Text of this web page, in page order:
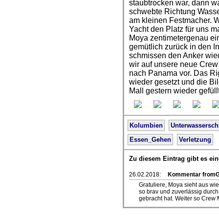
staubtrocken war, dann
schwebte Richtung
am kleinen Festmacher.
Yacht den Platz für uns
Moya zentimetergenau
gemütlich zurück in den
schmissen den Anker
wir auf unsere neue
nach Panama vor. Das
wieder gesetzt und die
Mall gestern wieder
Kolumbien
Essen_Gehen
Verletzung
Zu diesem Eintrag gibt es
26.02.2018:
Kommentar
Gratuliere, Moya sieht aus
so brav und zuverlässig
gebracht hat. Weiter so Crew